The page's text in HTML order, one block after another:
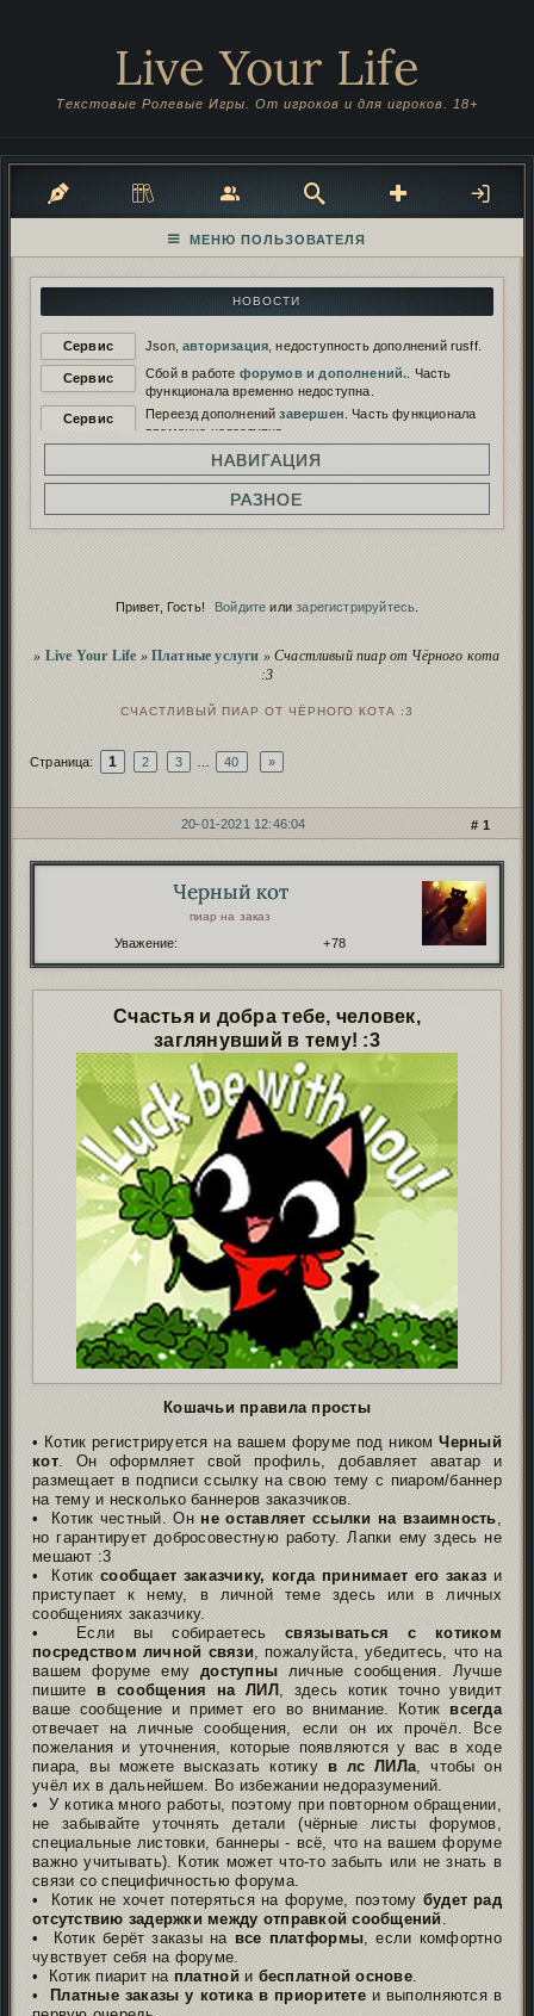
Live Your Life
Текстовые Ролевые Игры. От игроков и для игроков. 18+
НОВОСТИ
Сервис Json,авторизация , недоступность дополнений rusff.
Сервис Сбой в работе форумов и дополнений. . Часть
функционала временно недоступна.
Сервис
Переезд дополненийзавершен . Часть функционала
временно недоступна.
Переезд дополнений нановый сервер
будет временно недоступен.
Работа дополнений восстановлена. И снова
сломана...
Полезное о нейро-скриптах ибезопасности
картами.
Чистка заброшенных форумов
НАВИГАЦИЯ
РАЗНОЕ
Привет, Гость! Войдите илизарегистрируйтесь
» Live Your Life » Платные услуги » Счастливый пиар от Чёрного кота
:3
СЧАСТЛИВЫЙ ПИАР ОТ ЧЁРНОГО КОТА :3
Страница: 1 2 3 40 »
1
20-01-2021 12:46:04
Черный кот
пиар на заказ
Уважение: +78
Счастья и добра тебе, человек,
заглянувший в тему! :3
Кошачьи правила просты
• Котик регистрируется на вашем форуме под никомЧерный
кот. Он оформляет свой профиль, добавляет аватар и
размещает в подписи ссылку на свою тему с пиаром/баннер
на тему и несколько баннеров заказчиков.
• Котик честный. Онне оставляет ссылки на взаимность,
но гарантирует добросовестную работу. Лапки ему здесь не
мешают :3
• Котиксообщает заказчику, когда принимает его заказ и
приступает к нему, в личной теме здесь или в личных
сообщениях заказчику.
• Если вы собираетесьсвязываться с котиком
посредством личной связи, пожалуйста, убедитесь, что на
вашем форуме емудоступны личные сообщения. Лучше
пишитев сообщения на ЛИЛ , здесь котик точно увидит
ваше сообщение и примет его во внимание. Котиквсегда
отвечает на личные сообщения, если он их прочёл. Все
пожелания и уточнения, которые появляются у вас в ходе
пиара, вы можете высказать котику в лс ЛИЛа, чтобы он
учёл их в дальнейшем. Во избежании недоразумений.
• У котика много работы, поэтому при повторном обращении,
не забывайте уточнять детали (чёрные листы форумов,
специальные листовки, баннеры - всё, что на вашем форуме
важно учитывать). Котик может что-то забыть или не знать в
связи со специфичностью форума.
• Котик не хочет потеряться на форуме, поэтому будет рад
отсутствию задержки между отправкой сообщений.
• Котик берёт заказы на все платформы, если комфортно
чувствует себя на форуме.
• Котик пиарит на платнойи бесплатной основе.
•
Платные заказы у котика в приоритетеи выполняются в